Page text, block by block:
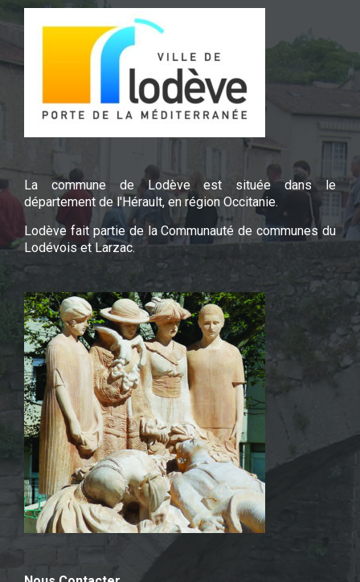
La commune de Lodève est située dans le
département de l'Hérault, en région Occitanie.
Lodève fait partie de la Communauté de communes du
Lodévois et Larzac.